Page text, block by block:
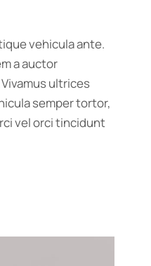
vehicula ante.
a auctor
ultrices
semper tortor,
vel orci tincidunt